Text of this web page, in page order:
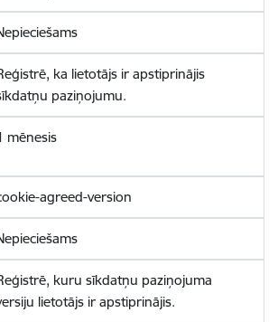
ka lietotājs ir apstiprinājis
paziņojumu.
mēnesis
agreed-version
kuru sīkdatņu paziņojuma
lietotājs ir apstiprinājis.